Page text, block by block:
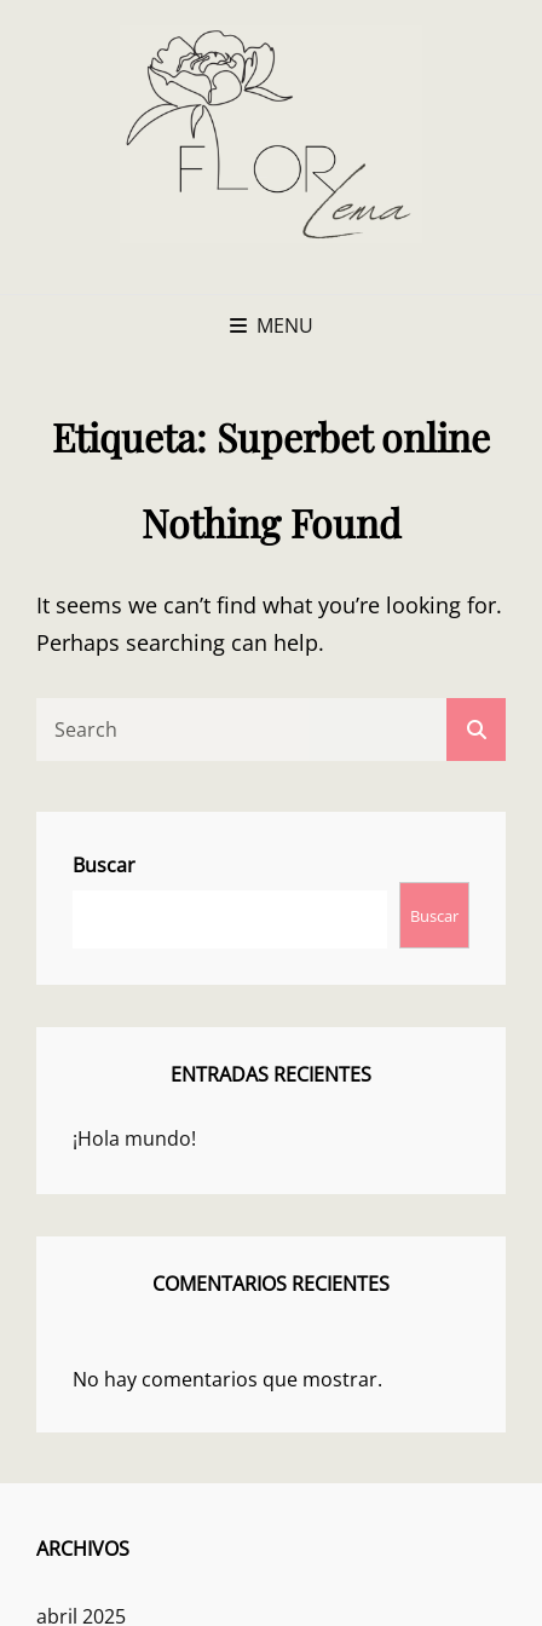
MENU
Etiqueta: Superbet online
Nothing Found
It seems we can’t find what you’re looking for.
Perhaps searching can help.
Search
Buscar
Buscar
ENTRADAS RECIENTES
¡Hola mundo!
COMENTARIOS RECIENTES
No hay comentarios que mostrar.
ARCHIVOS
abril 2025